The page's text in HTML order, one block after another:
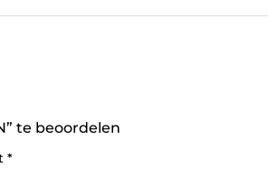
te beoordelen
*